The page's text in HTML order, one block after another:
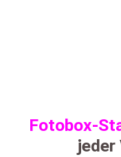
Fotobox-
jeder